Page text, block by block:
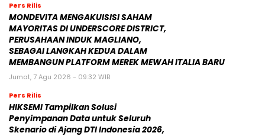
Pers Rilis
MONDEVITA MENGAKUISISI SAHAM
MAYORITAS DI UNDERSCORE DISTRICT,
PERUSAHAAN INDUK MAGLIANO,
SEBAGAI LANGKAH KEDUA DALAM
MEMBANGUN PLATFORM MEREK MEWAH ITALIA BARU
Jumat, 7 Agu 2026 - 09:32 WIB
Pers Rilis
HIKSEMI Tampilkan Solusi
Penyimpanan Data untuk Seluruh
Skenario di Ajang DTI Indonesia 2026,